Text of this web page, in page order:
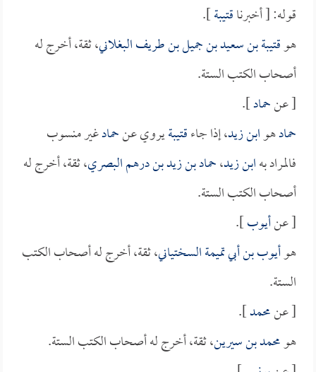
قوله: [ أخبرناقتيبة].
هوقتيبة بن سعيد بن جميل بن طريف البغلاني، ثقة، أخرج له
أصحاب الكتب الستة.
[ عنحماد].
حمادهوابن زيد، إذا جاءقتيبةيروي عنحمادغير منسوب
فالمراد بهابن زيد،حماد بن زيد بن درهم البصري، ثقة، أخرج له
أصحاب الكتب الستة.
[ عنأيوب].
هوأيوب بن أبي تميمة السختياني، ثقة، أخرج له أصحاب الكتب
الستة.
[ عنمحمد].
هومحمد بن سيرين، ثقة، أخرج له أصحاب الكتب الستة.